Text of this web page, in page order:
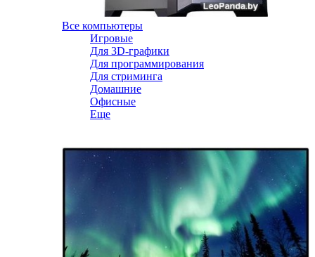
Все компьютеры
Игровые
Для 3D-графики
Для программирования
Для стриминга
Домашние
Офисные
Еще